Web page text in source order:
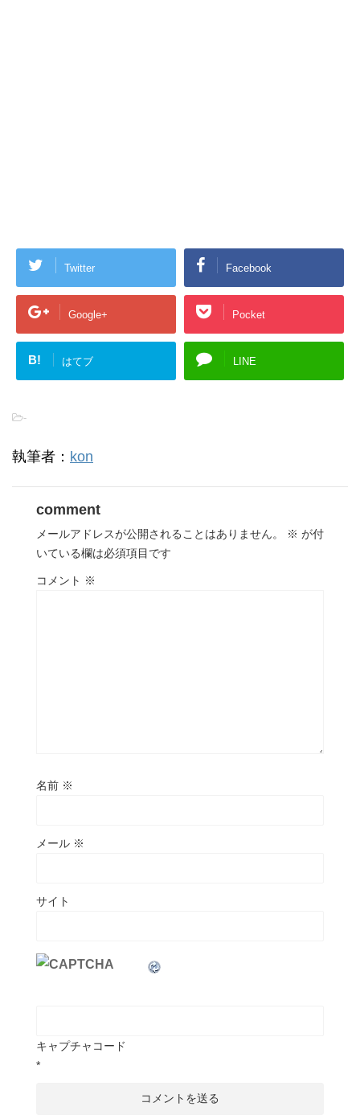
Twitter Facebook
Google+ Pocket
B! はてブ LINE
-
執筆者： kon
comment
メールアドレスが公開されることはありません。 ※ が付
いている欄は必須項目です
コメント ※
名前 ※
メール ※
サイト
キャプチャコード
*